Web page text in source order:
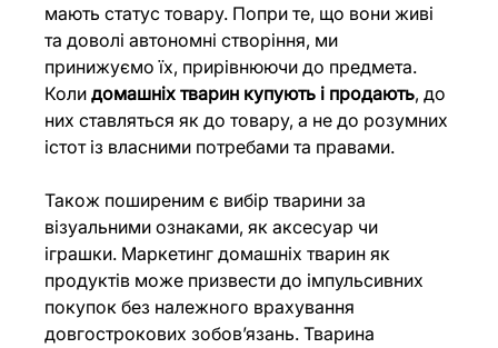
мають статус товару. Попри те, що вони живі
та доволі автономні створіння, ми
принижуємо їх, прирівнюючи до предмета.
Коли домашніх тварин купують і продають, до
них ставляться як до товару, а не до розумних
істот із власними потребами та правами.
Також поширеним є вибір тварини за
візуальними ознаками, як аксесуар чи
іграшки. Маркетинг домашніх тварин як
продуктів може призвести до імпульсивних
покупок без належного врахування
довгострокових зобов’язань. Тварина